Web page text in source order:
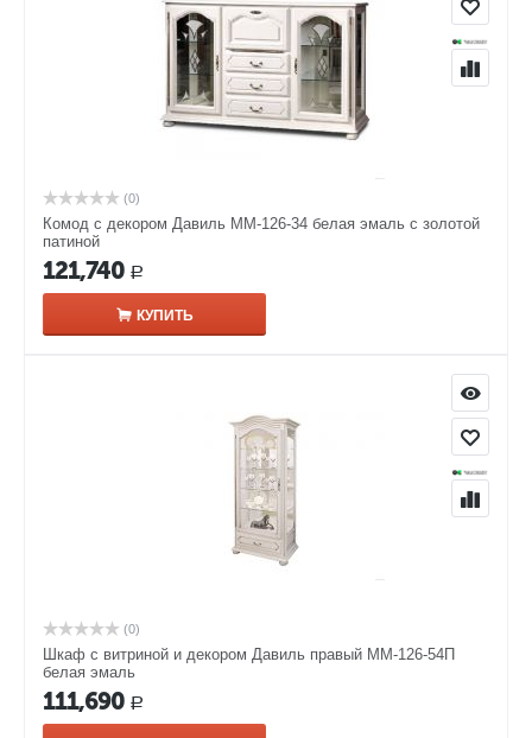
(0)
Комод с декором Давиль ММ-126-34 белая эмаль с золотой
патиной
121,740 Р
КУПИТЬ
(0)
Шкаф с витриной и декором Давиль правый ММ-126-54П
белая эмаль
111,690 Р